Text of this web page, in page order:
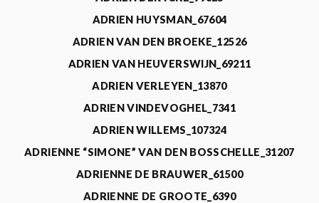
ADRIEN HUYSMAN_67604
ADRIEN VAN DEN BROEKE_12526
ADRIEN VAN HEUVERSWIJN_69211
ADRIEN VERLEYEN_13870
ADRIEN VINDEVOGHEL_7341
ADRIEN WILLEMS_107324
ADRIENNE “SIMONE” VAN DEN BOSSCHELLE_31207
ADRIENNE DE BRAUWER_61500
ADRIENNE DE GROOTE_6390